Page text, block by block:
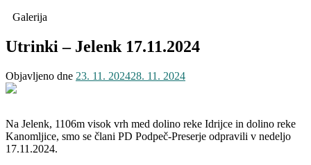
Galerija
Utrinki – Jelenk 17.11.2024
Objavljeno dne 23. 11. 202428. 11. 2024
Na Jelenk, 1106m visok vrh med dolino reke Idrijce in dolino reke
Kanomljice, smo se člani PD Podpeč-Preserje odpravili v nedeljo
17.11.2024.